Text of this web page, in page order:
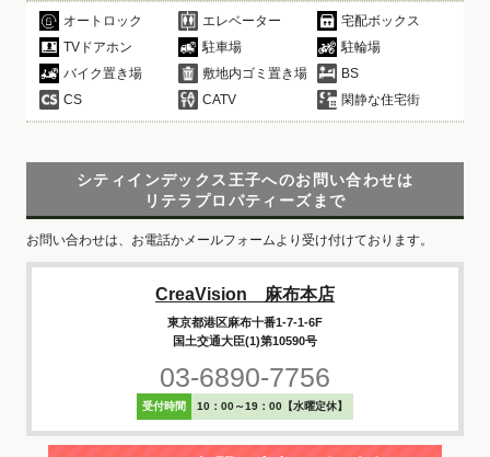
オートロック エレベーター
宅配ボックス
TVドアホン
駐車場
駐輪場
バイク置き場
敷地内ゴミ置き場
BS
CS
CATV 閑静な住宅街
シティインデックス王子へのお問い合わせは
リテラプロパティーズまで
お問い合わせは、お電話かメールフォームより受け付けております。
CreaVision 麻布本店
東京都港区麻布十番1-7-1-6F
国土交通大臣(1)第10590号
03-6890-7756
受付時間 10：00～19：00【水曜定休】